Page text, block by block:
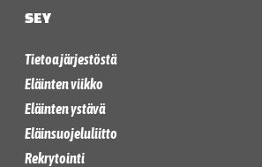
SEY
Tietoa järjestöstä
Eläinten viikko
Eläinten ystävä
Eläinsuojeluliitto
Rekrytointi